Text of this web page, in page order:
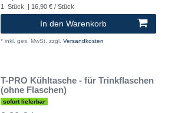
1 Stück | 16,90 € / Stück
In den Warenkorb
* inkl. ges. MwSt. zzgl. Versandkosten
T-PRO Kühltasche - für Trinkflaschen
(ohne Flaschen)
sofort lieferbar